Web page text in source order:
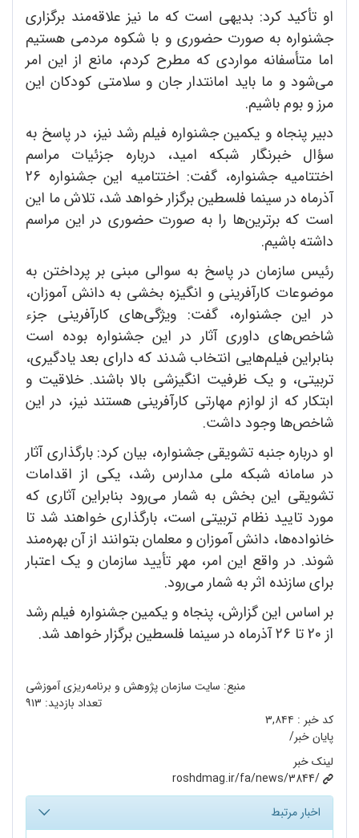
او تأکید کرد: بدیهی است که ما نیز علاقه‌مند برگزاری
جشنواره به صورت حضوری و با شکوه مردمی هستیم
اما متأسفانه مواردی که مطرح کردم، مانع از این امر
می‌شود و ما باید امانتدار جان و سلامتی کودکان این
مرز و بوم باشیم.
دبیر پنجاه و یکمین جشنواره فیلم رشد نیز، در پاسخ به
سؤال خبرنگار شبکه امید، درباره جزئیات مراسم
اختتامیه جشنواره، گفت: اختتامیه این جشنواره 26
آذرماه در سینما فلسطین برگزار خواهد شد، تلاش ما این
است که برترین‌ها را به صورت حضوری در این مراسم
داشته باشیم.
رئیس سازمان در پاسخ به سوالی مبنی بر پرداختن به
موضوعات کارآفرینی و انگیزه بخشی به دانش آموزان،
در این جشنواره، گفت: ویژگی‌های کارآفرینی جزء
شاخص‌های داوری آثار در این جشنواره بوده است
بنابراین فیلم‌هایی انتخاب شدند که دارای بعد یادگیری،
تربیتی، و یک ظرفیت انگیزشی بالا باشند. خلاقیت و
ابتکار که از لوازم مهارتی کارآفرینی هستند نیز، در این
شاخص‌ها وجود داشت.
او درباره جنبه تشویقی جشنواره، بیان کرد: بارگذاری آثار
در سامانه شبکه ملی مدارس رشد، یکی از اقدامات
تشویقی این بخش به شمار می‌رود بنابراین آثاری که
مورد تایید نظام تربیتی است، بارگذاری خواهند شد تا
خانواده‌ها، دانش آموزان و معلمان بتوانند از آن بهره‌مند
شوند. در واقع این امر، مهر تأیید سازمان و یک اعتبار
برای سازنده اثر به شمار می‌رود.
بر اساس این گزارش، پنجاه و یکمین جشنواره فیلم رشد
از 20 تا 26 آذرماه در سینما فلسطین برگزار خواهد شد.
منبع: سایت سازمان پژوهش و برنامه‌ریزی آموزشی
تعداد بازدید: ۹۱۳
کد خبر : ۳,۸۴۴
پایان خبر/
لینک خبر
roshdmag.ir/fa/news/3844/
اخبار مرتبط